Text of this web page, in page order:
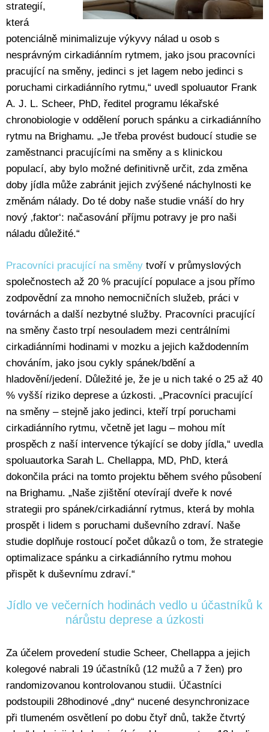
strategií,
která
potenciálně minimalizuje výkyvy nálad u osob s
nesprávným cirkadiánním rytmem, jako jsou pracovníci
pracující na směny, jedinci s jet lagem nebo jedinci s
poruchami cirkadiánního rytmu,“ uvedl spoluautor Frank
A. J. L. Scheer, PhD, ředitel programu lékařské
chronobiologie v oddělení poruch spánku a cirkadiánního
rytmu na Brighamu. „Je třeba provést budoucí studie se
zaměstnanci pracujícími na směny a s klinickou
populací, aby bylo možné definitivně určit, zda změna
doby jídla může zabránit jejich zvýšené náchylnosti ke
změnám nálady. Do té doby naše studie vnáší do hry
nový ‚faktor‘: načasování příjmu potravy je pro naši
náladu důležité.“
Pracovníci pracující na směny tvoří v průmyslových
společnostech až 20 % pracující populace a jsou přímo
zodpovědní za mnoho nemocničních služeb, práci v
továrnách a další nezbytné služby. Pracovníci pracující
na směny často trpí nesouladem mezi centrálními
cirkadiánními hodinami v mozku a jejich každodenním
chováním, jako jsou cykly spánek/bdění a
hladovění/jedení. Důležité je, že je u nich také o 25 až 40
% vyšší riziko deprese a úzkosti. „Pracovníci pracující
na směny – stejně jako jedinci, kteří trpí poruchami
cirkadiánního rytmu, včetně jet lagu – mohou mít
prospěch z naší intervence týkající se doby jídla,“ uvedla
spoluautorka Sarah L. Chellappa, MD, PhD, která
dokončila práci na tomto projektu během svého působení
na Brighamu. „Naše zjištění otevírají dveře k nové
strategii pro spánek/cirkadiánní rytmus, která by mohla
prospět i lidem s poruchami duševního zdraví. Naše
studie doplňuje rostoucí počet důkazů o tom, že strategie
optimalizace spánku a cirkadiánního rytmu mohou
přispět k duševnímu zdraví.“
Jídlo ve večerních hodinách vedlo u účastníků k
nárůstu deprese a úzkosti
Za účelem provedení studie Scheer, Chellappa a jejich
kolegové nabrali 19 účastníků (12 mužů a 7 žen) pro
randomizovanou kontrolovanou studii. Účastníci
podstoupili 28hodinové „dny“ nucené desynchronizace
při tlumeném osvětlení po dobu čtyř dnů, takže čtvrtý